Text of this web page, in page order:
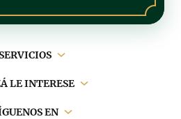
LE INTERESE
EN